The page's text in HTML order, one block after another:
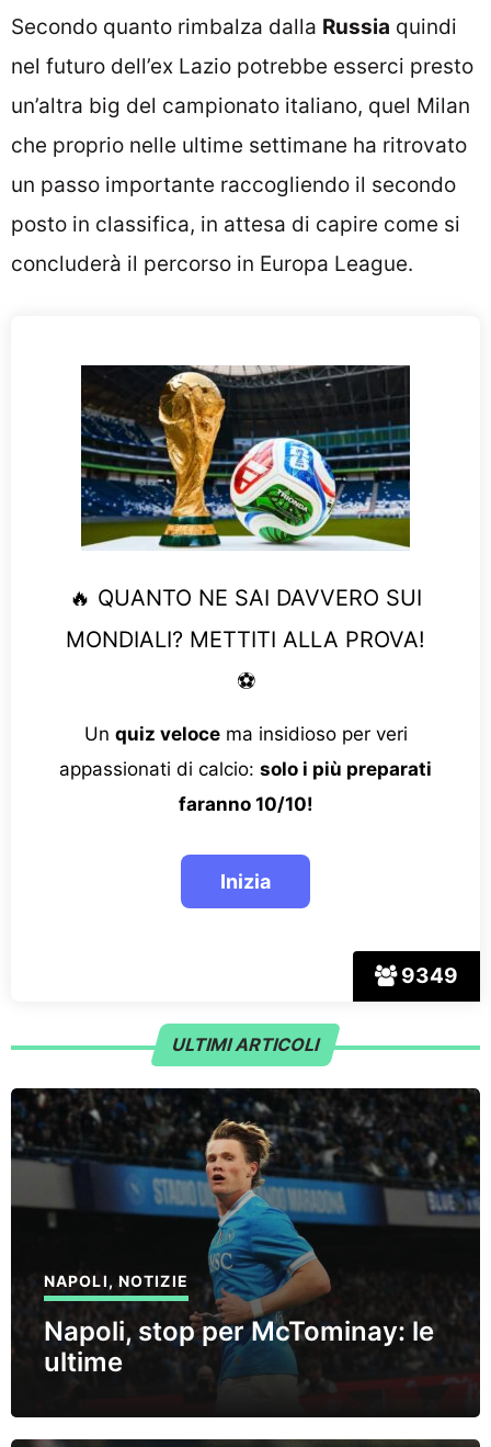
Secondo quanto rimbalza dalla Russia quindi
nel futuro dell’ex Lazio potrebbe esserci presto
un’altra big del campionato italiano, quel Milan
che proprio nelle ultime settimane ha ritrovato
un passo importante raccogliendo il secondo
posto in classifica, in attesa di capire come si
concluderà il percorso in Europa League.
9349
🔥 QUANTO NE SAI DAVVERO SUI
MONDIALI? METTITI ALLA PROVA!
⚽
Un quiz velocema insidioso per veri
appassionati di calcio: solo i più preparati
faranno 10/10!
ULTIMI ARTICOLI
NAPOLI, NOTIZIE
Napoli, stop per McTominay: le
ultime